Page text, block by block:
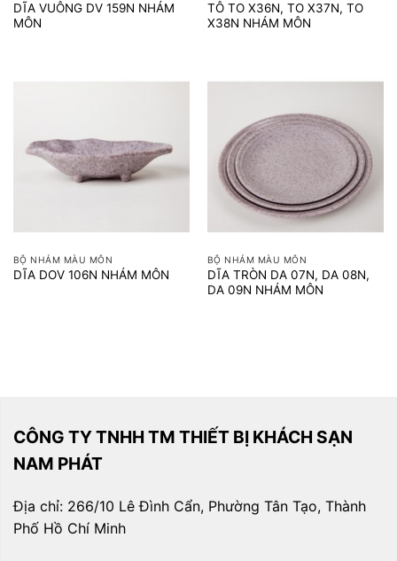
DĨA VUÔNG DV 159N NHÁM
MÔN
TÔ TO X36N, TO X37N, TO
X38N NHÁM MÔN
BỘ NHÁM MÀU MÔN
DĨA DOV 106N NHÁM MÔN
BỘ NHÁM MÀU MÔN
DĨA TRÒN DA 07N, DA 08N,
DA 09N NHÁM MÔN
CÔNG TY TNHH TM THIẾT BỊ KHÁCH SẠN
NAM PHÁT
Địa chỉ: 266/10 Lê Đình Cẩn, Phường Tân Tạo, Thành
Phố Hồ Chí Minh